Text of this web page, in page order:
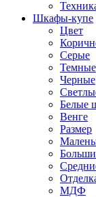
Шкафы-купе
Цвет
Серые
Темные
Черные
Белые
Венге
Размер
МДФ